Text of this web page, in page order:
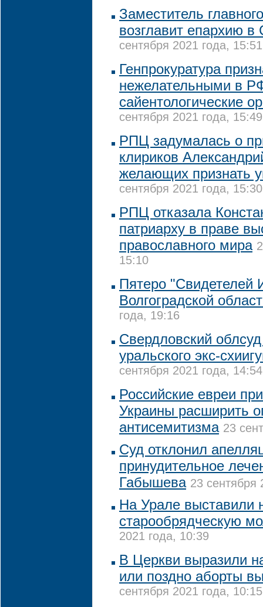
Заместитель
возглавит епархию
сентября 2021 года, 15:51
Генпрокуратура
нежелательными в
сайентологические
сентября 2021 года, 15:49
РПЦ задумалась о
клириков
желающих признать
сентября 2021 года, 15:30
РПЦ отказала
патриарху в праве
православного мира
15:10
Пятеро "Свидетелей
Волгоградской
года, 19:16
Свердловский
уральского экс-
сентября 2021 года, 14:54
Российские евреи
Украины расширить
антисемитизма 23
Суд отклонил
принудительное
Габышева 23 сентября
На Урале выставили
старообрядческую
2021 года, 10:39
В Церкви выразили
или поздно аборты
сентября 2021 года, 10:15